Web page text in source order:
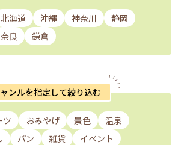
北海道 沖縄 神奈川
静岡
奈良 鎌倉
ンルを指定して絞り込む
ツ おみやげ 景色
温泉
パン 雑貨 イベント